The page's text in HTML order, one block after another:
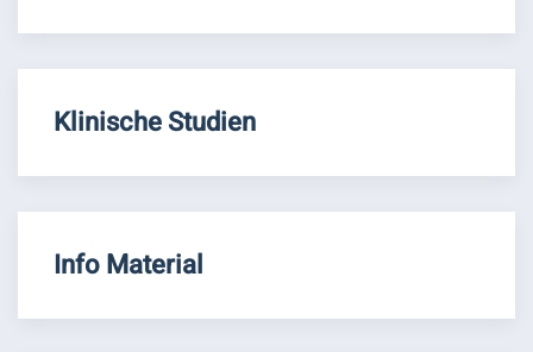
Klinische Studien
Info Material